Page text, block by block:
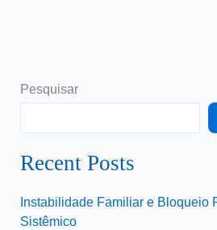
Pesquisar
Recent Posts
Instabilidade Familiar e Bloqueio
Sistêmico